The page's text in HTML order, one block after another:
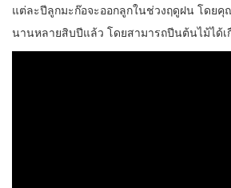
แต่ละปีลูกมะก๊อจะออกลูกในช่วงฤดูฝน โดย
นานหลายสิบปีแล้ว โดยสามารถปีนต้นไม้ได้เ